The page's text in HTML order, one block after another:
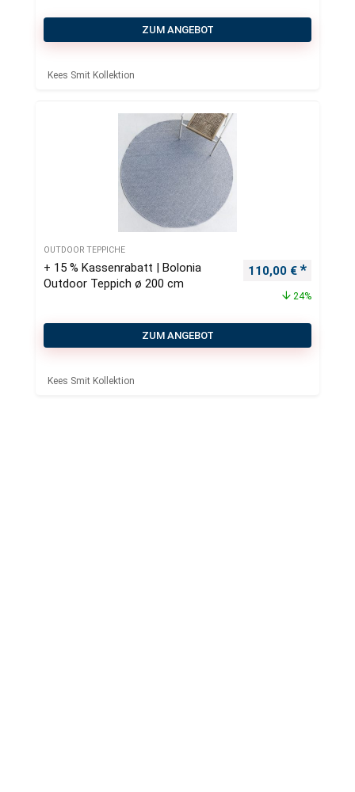
ZUM ANGEBOT
Kees Smit Kollektion
OUTDOOR TEPPICHE
+ 15 % Kassenrabatt | Bolonia
Outdoor Teppich ø 200 cm
Ursprünglicher
110,00 €
24%
ZUM ANGEBOT
Kees Smit Kollektion